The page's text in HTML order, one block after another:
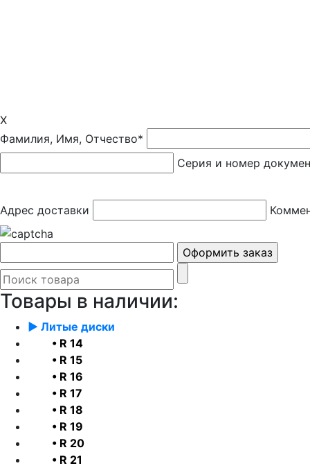
X
Фамилия, Имя, Отчество*
Серия и номер
Адрес доставки
Товары в наличии:
► Литые диски
• R 14
• R 15
• R 16
• R 17
• R 18
• R 19
• R 20
• R 21